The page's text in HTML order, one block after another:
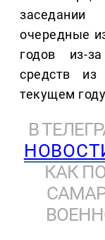
очередные
годов из-
средств
текущем
В
КАК